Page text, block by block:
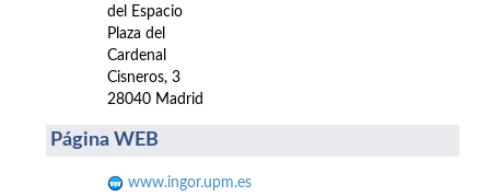
del Espacio
Plaza del
Cardenal
Cisneros, 3
28040 Madrid
Página WEB
www.ingor.upm.es